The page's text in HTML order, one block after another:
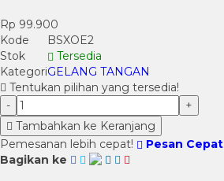
Rp 99.900
Kode
BSXOE2
Stok
Tersedia
KategoriGELANG TANGAN
Tentukan pilihan yang tersedia!
-
+
Tambahkan ke Keranjang
Pemesanan lebih cepat!
Pesan Cepat
Bagikan ke